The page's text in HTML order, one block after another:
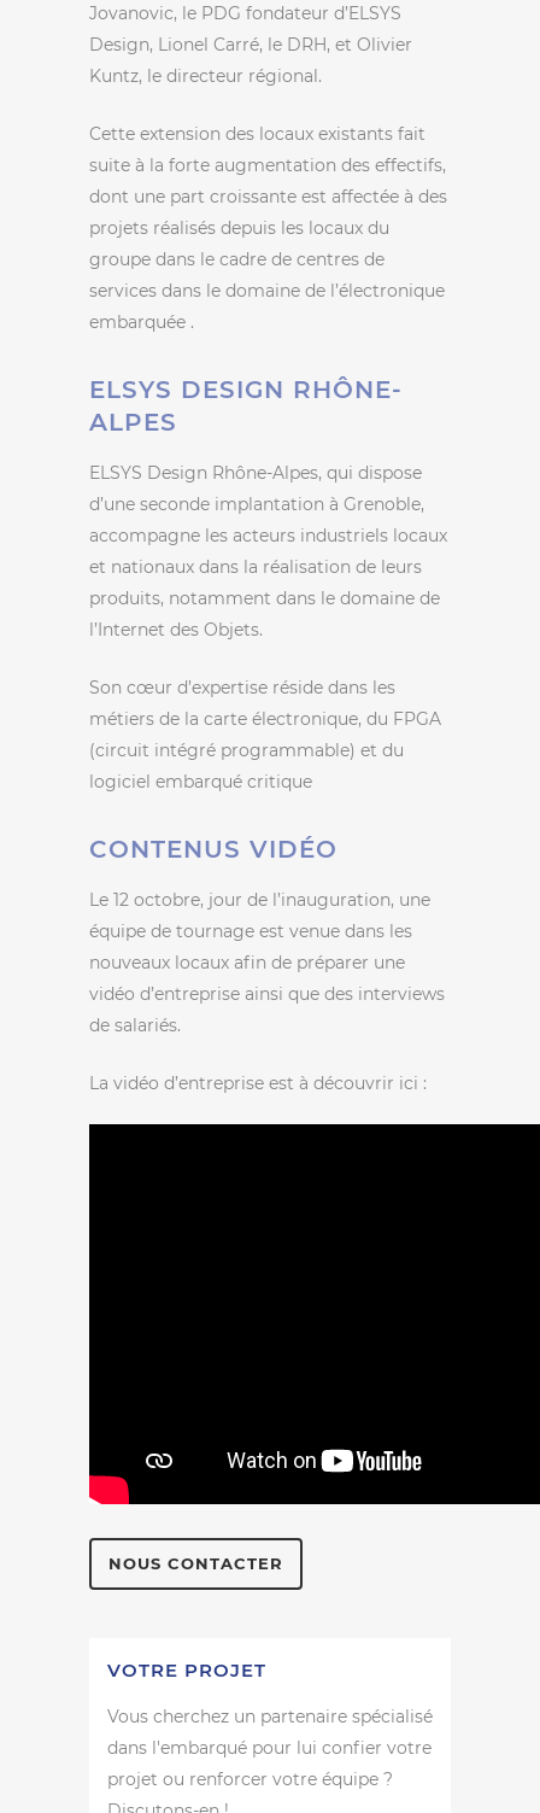
Jovanovic, le PDG fondateur d’ELSYS
Design, Lionel Carré, le DRH, et Olivier
Kuntz, le directeur régional.
Cette extension des locaux existants fait
suite à la forte augmentation des effectifs,
dont une part croissante est affectée à des
projets réalisés depuis les locaux du
groupe dans le cadre de centres de
services dans le domaine de l’électronique
embarquée .
ELSYS DESIGN RHÔNE-
ALPES
ELSYS Design Rhône-Alpes, qui dispose
d’une seconde implantation à Grenoble,
accompagne les acteurs industriels locaux
et nationaux dans la réalisation de leurs
produits, notamment dans le domaine de
l’Internet des Objets.
Son cœur d’expertise réside dans les
métiers de la carte électronique, du FPGA
(circuit intégré programmable) et du
logiciel embarqué critique
CONTENUS VIDÉO
Le 12 octobre, jour de l’inauguration, une
équipe de tournage est venue dans les
nouveaux locaux afin de préparer une
vidéo d’entreprise ainsi que des interviews
de salariés.
La vidéo d’entreprise est à découvrir ici :
NOUS CONTACTER
VOTRE PROJET
Vous cherchez un partenaire spécialisé
dans l'embarqué pour lui confier votre
projet ou renforcer votre équipe ?